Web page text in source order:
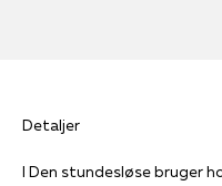
Detaljer
I Den stundesløse bruger